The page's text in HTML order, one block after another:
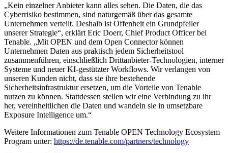
„Kein einzelner Anbieter kann alles sehen. Die Daten, die das
Cyberrisiko bestimmen, sind naturgemäß über das gesamte
Unternehmen verteilt. Deshalb ist Offenheit ein Grundpfeiler
unserer Strategie“, erklärt Eric Doerr, Chief Product Officer bei
Tenable. „Mit OPEN und dem Open Connector können
Unternehmen Daten aus praktisch jedem Sicherheitstool
zusammenführen, einschließlich Drittanbieter-Technologien, interner
Systeme und neuer KI-gestützter Workflows. Wir verlangen von
unseren Kunden nicht, dass sie ihre bestehende
Sicherheitsinfrastruktur ersetzen, um die Vorteile von Tenable
nutzen zu können. Stattdessen stellen wir eine Verbindung zu ihr
her, vereinheitlichen die Daten und wandeln sie in umsetzbare
Exposure Intelligence um.“
Weitere Informationen zum Tenable OPEN Technology Ecosystem
Program unter: https://de.tenable.com/partners/technology